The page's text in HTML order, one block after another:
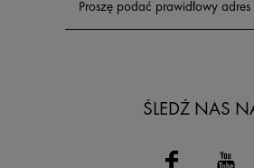
ŚLEDŹ NAS